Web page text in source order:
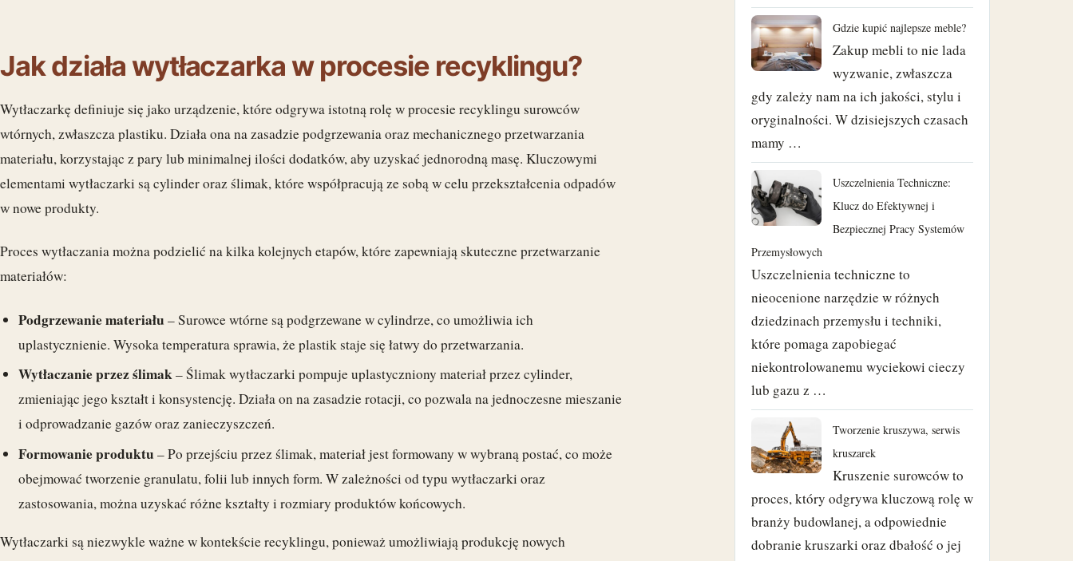
Jak działa wytłaczarka w procesie recyklingu?
Wytłaczarkę definiuje się jako urządzenie, które odgrywa istotną rolę w procesie recyklingu surowców
wtórnych, zwłaszcza plastiku. Działa ona na zasadzie podgrzewania oraz mechanicznego przetwarzania
materiału, korzystając z pary lub minimalnej ilości dodatków, aby uzyskać jednorodną masę. Kluczowymi
elementami wytłaczarki są cylinder oraz ślimak, które współpracują ze sobą w celu przekształcenia odpadów
w nowe produkty.
Proces wytłaczania można podzielić na kilka kolejnych etapów, które zapewniają skuteczne przetwarzanie
materiałów:
Podgrzewanie materiału– Surowce wtórne są podgrzewane w cylindrze, co umożliwia ich
uplastycznienie. Wysoka temperatura sprawia, że plastik staje się łatwy do przetwarzania.
Wytłaczanie przez ślimak– Ślimak wytłaczarki pompuje uplastyczniony materiał przez cylinder,
zmieniając jego kształt i konsystencję. Działa on na zasadzie rotacji, co pozwala na jednoczesne mieszanie
i odprowadzanie gazów oraz zanieczyszczeń.
Formowanie produktu– Po przejściu przez ślimak, materiał jest formowany w wybraną postać, co może
obejmować tworzenie granulatu, folii lub innych form. W zależności od typu wytłaczarki oraz
zastosowania, można uzyskać różne kształty i rozmiary produktów końcowych.
Wytłaczarki są niezwykle ważne w kontekście recyklingu, ponieważ umożliwiają produkcję nowych
luty 2022
kwiecień 2021
marzec 2021
luty 2021
styczeń 2021
grudzień 2020
wrzesień 2020
sierpień 2018
czerwiec 2018
maj 2018
kwiecień 2018
marzec 2018
styczeń 2018
Gdzie kupić najlepsze meble?
Zakup mebli to nie lada
wyzwanie, zwłaszcza
gdy zależy nam na ich jakości, stylu i
oryginalności. W dzisiejszych czasach
mamy …
Uszczelnienia Techniczne:
Klucz do Efektywnej i
Bezpiecznej Pracy Systemów
Przemysłowych
Uszczelnienia techniczne to
nieocenione narzędzie w różnych
dziedzinach przemysłu i techniki,
które pomaga zapobiegać
niekontrolowanemu wyciekowi cieczy
lub gazu z …
Tworzenie kruszywa, serwis
kruszarek
Kruszenie surowców to
proces, który odgrywa kluczową rolę w
branży budowlanej, a odpowiednie
dobranie kruszarki oraz dbałość o jej